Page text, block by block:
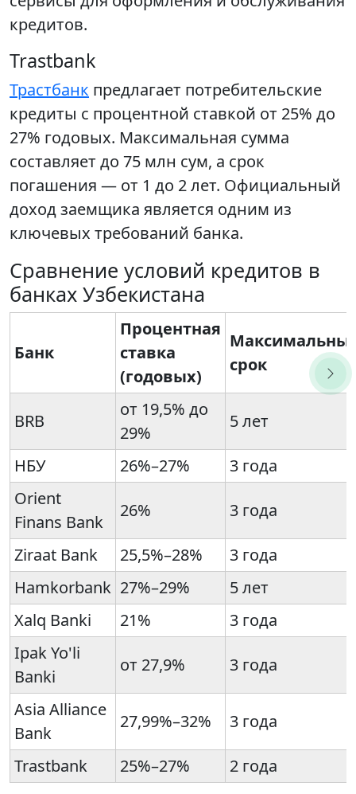
кредитов.
Trastbank
Трастбанк предлагает потребительские
кредиты с процентной ставкой от 25% до
27% годовых. Максимальная сумма
составляет до 75 млн сум, а срок
погашения — от 1 до 2 лет. Официальный
доход заемщика является одним из
ключевых требований банка.
Сравнение условий кредитов в
банках Узбекистана
Банк
Процентная
ставка
(годовых)
срок
BRB
от 19,5% до
29%
5 лет
НБУ 26%–27%
3 года
Orient
Finans Bank
26% 3 года
Ziraat Bank 25,5%–28%
3 года
Hamkorbank 27%–29%
5 лет
Xalq Banki
21%
3 года
Ipak Yo'li
Banki
от 27,9% 3 года
Asia Alliance
Bank
27,99%–32% 3 года
Trastbank 25%–27% 2 года